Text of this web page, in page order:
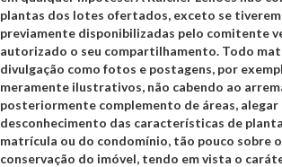
plantas dos lotes ofertados, exceto se
previamente disponibilizadas pelo comitente
autorizado o seu compartilhamento. Todo
divulgação como fotos e postagens, por
meramente ilustrativos, não cabendo ao
posteriormente complemento de áreas, alegar
desconhecimento das características de
matrícula ou do condomínio, tão pouco sobre
conservação do imóvel, tendo em vista o